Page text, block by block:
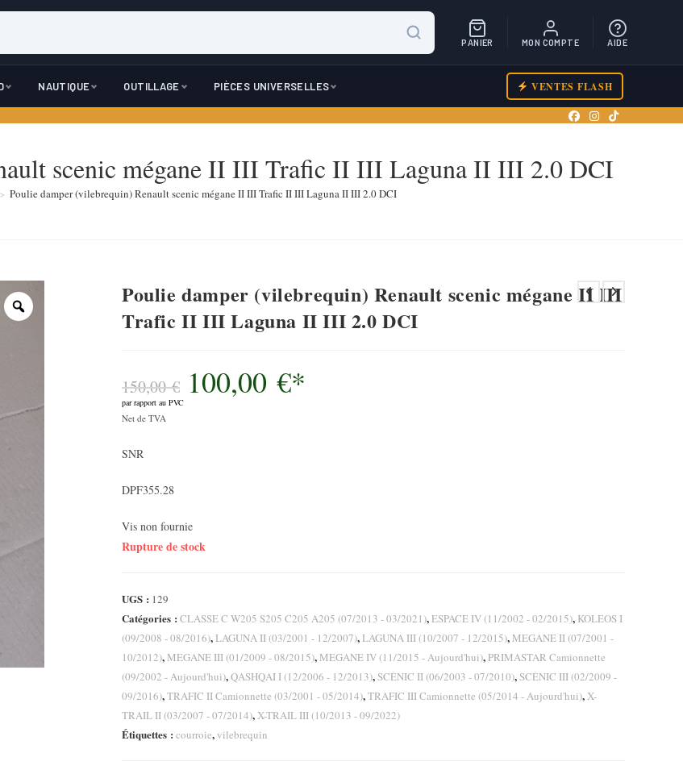
PANIER MON COMPTE AIDE
NAUTIQUE OUTILLAGE PIÈCES UNIVERSELLES VENTES FLASH
scenic mégane II III Trafic II III Laguna II III 2.0 DCI
> Poulie damper (vilebrequin) Renault scenic mégane II III Trafic II III Laguna II III 2.0 DCI
Poulie damper (vilebrequin) Renault scenic mégane II III
Trafic II III Laguna II III 2.0 DCI
150,00€
Le
prix
initial
100,00 €*
par rapport au PVC
Le
actuel
100,00 €.
Net de TVA
SNR
DPF355.28
Vis non fournie
Rupture de stock
UGS : 129
Catégories : CLASSE C W205 S205 C205 A205 (07/2013 - 03/2021),ESPACE IV (11/2002 - 02/2015), KOLEOS I
(09/2008 - 08/2016),LAGUNA II (03/2001 - 12/2007),LAGUNA III (10/2007 - 12/2015), MEGANE II (07/2001 -
10/2012), MEGANE III (01/2009 - 08/2015), MEGANE IV (11/2015 - Aujourd'hui), PRIMASTAR Camionnette
(09/2002 - Aujourd'hui),QASHQAI I (12/2006 - 12/2013),SCÉNIC II (06/2003 - 07/2010),SCÉNIC III (02/2009 -
09/2016),TRAFIC II Camionnette (03/2001 - 05/2014),TRAFIC III Camionnette (05/2014 - Aujourd'hui),X-
TRAIL II (03/2007 - 07/2014),X-TRAIL III (10/2013 - 09/2022)
Étiquettes : courroie,vilebrequin